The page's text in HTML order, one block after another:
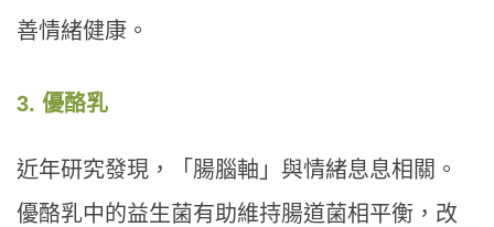
善情緒健康。
3. 優酪乳
近年研究發現，「腸腦軸」與情緒息息相關。
優酪乳中的益生菌有助維持腸道菌相平衡，改